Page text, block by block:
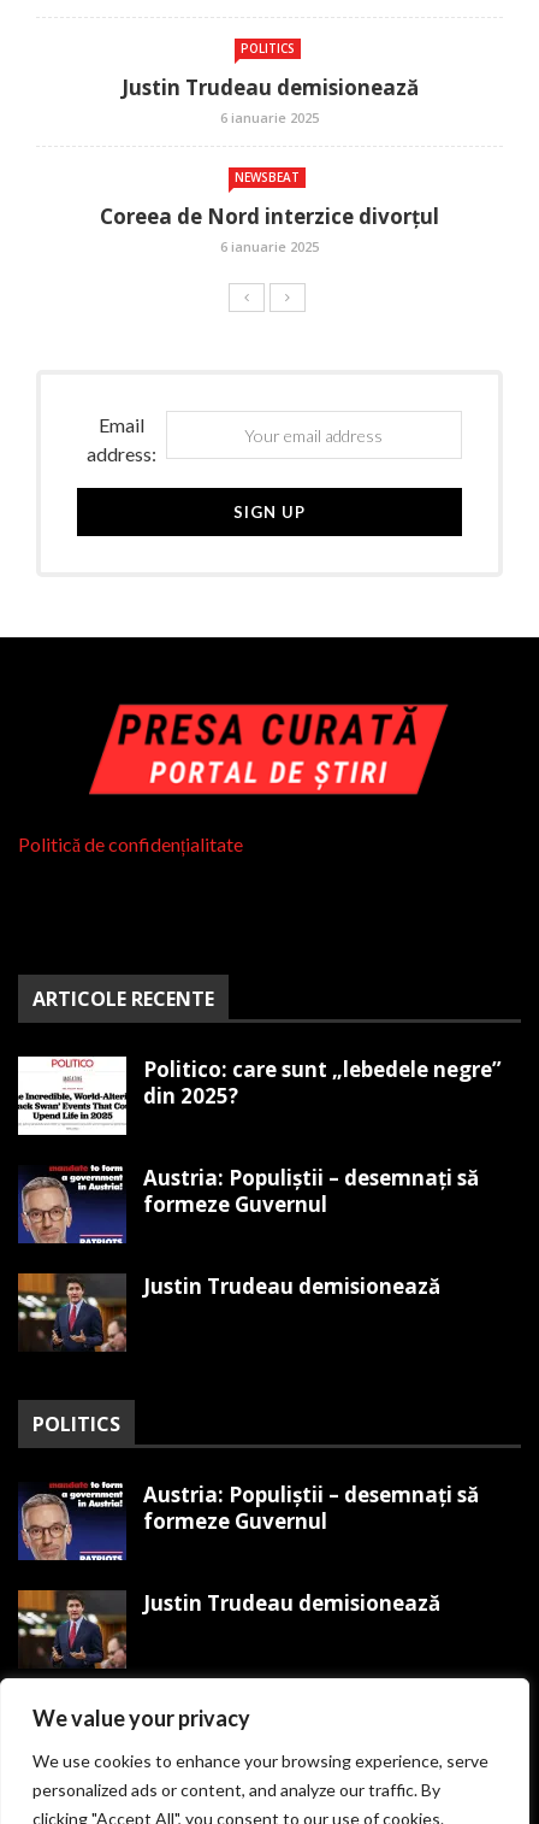
We value your privacy
We use cookies to enhance your browsing experience, serve
personalized ads or content, and analyze our traffic. By
clicking "Accept All", you consent to our use of cookies.
POLITICS
Justin Trudeau demisionează
6 ianuarie 2025
NEWSBEAT
Coreea de Nord interzice divorțul
6 ianuarie 2025
Email
address:
Politică de confidențialitate
ARTICOLE RECENTE
Politico: care sunt „lebedele negre”
din 2025?
Austria: Populiștii – desemnați să
formeze Guvernul
Justin Trudeau demisionează
POLITICS
Austria: Populiștii – desemnați să
formeze Guvernul
Justin Trudeau demisionează
Trump organizează Mitingul
Victoriei MAGA pe 19 ianuarie